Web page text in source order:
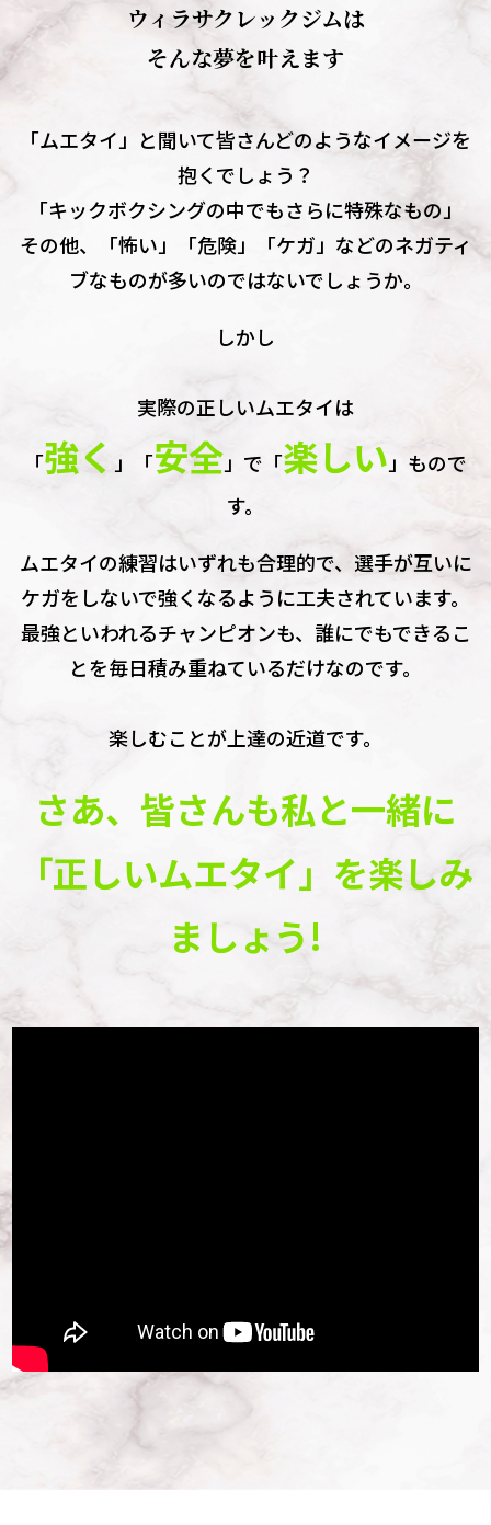
ウィラサクレックジムは
そんな夢を叶えます
「ムエタイ」と聞いて皆さんどのようなイメージを
抱くでしょう？
「キックボクシングの中でもさらに特殊なもの」
その他、「怖い」「危険」「ケガ」などのネガティ
ブなものが多いのではないでしょうか。
しかし
実際の正しいムエタイは
「強く 」「安全」で「楽しい」もので
す。
ムエタイの練習はいずれも合理的で、選手が互いに
ケガをしないで強くなるように工夫されています。
最強といわれるチャンピオンも、誰にでもできるこ
とを毎日積み重ねているだけなのです。
楽しむことが上達の近道です。
さあ、皆さんも私と一緒に
「正しいムエタイ」を楽しみ
ましょう!